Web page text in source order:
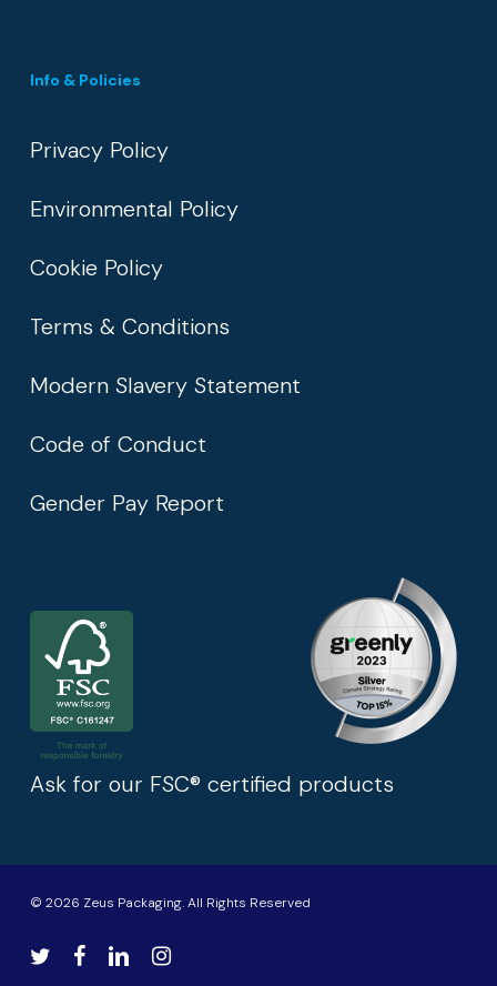
Info & Policies
Privacy Policy
Environmental Policy
Cookie Policy
Terms & Conditions
Modern Slavery Statement
Code of Conduct
Gender Pay Report
Ask for our FSC® certified products
© 2026 Zeus Packaging. All Rights Reserved
twitter facebooklinkedininstagram